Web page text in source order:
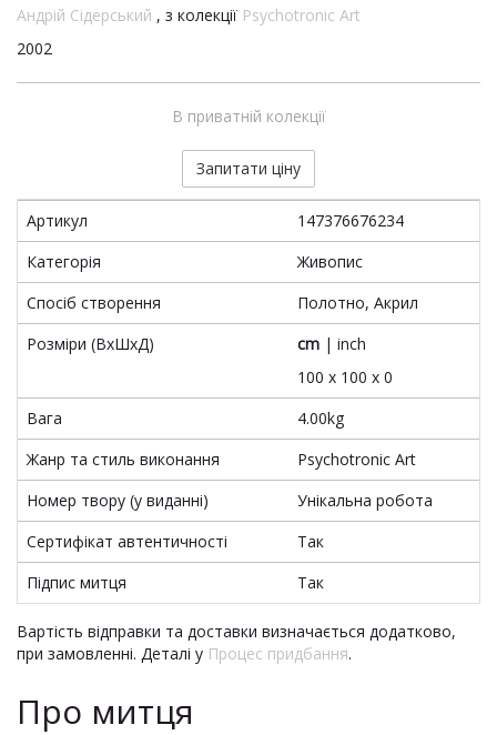
Андрій Сідерський , з колекції Psychotronic Art
2002
В приватній колекції
Запитати ціну
Артикул
147376676234
Категорія
Живопис
Спосіб створення
Полотно, Акрил
Розміри (ВхШхД)
cm | inch
100 x 100 x 0
Вага
4.00kg
Жанр та стиль виконання
Psychotronic Art
Номер твору (у виданні)
Унікальна робота
Сертифікат автентичності
Так
Підпис митця
Так
Вартість відправки та доставки визначається додатково,
при замовленні. Деталі у Процес придбання.
Про митця